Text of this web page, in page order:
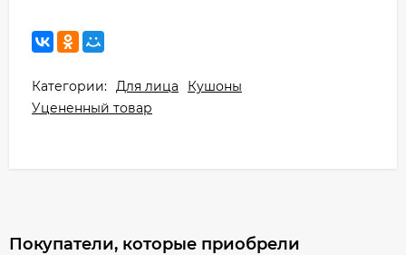
Категории: Для лица
Кушоны
Уцененный товар
Покупатели, которые приобрели